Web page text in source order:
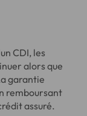
CDI, les
alors que
garantie
remboursant
assuré.